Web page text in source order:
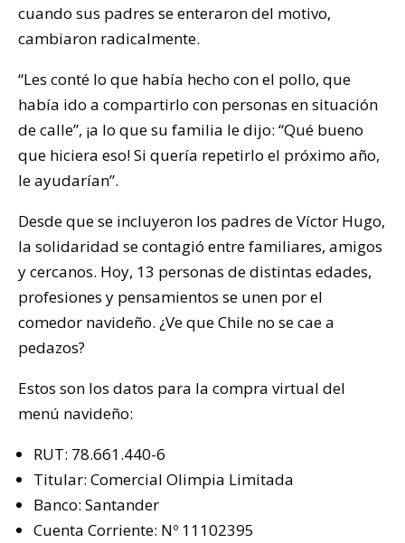
cuando sus padres se enteraron del motivo,
cambiaron radicalmente.
“Les conté lo que había hecho con el pollo, que
había ido a compartirlo con personas en situación
de calle”, ¡a lo que su familia le dijo: “Qué bueno
que hiciera eso! Si quería repetirlo el próximo año,
le ayudarían”.
Desde que se incluyeron los padres de Víctor Hugo,
la solidaridad se contagió entre familiares, amigos
y cercanos. Hoy, 13 personas de distintas edades,
profesiones y pensamientos se unen por el
comedor navideño. ¿Ve que Chile no se cae a
pedazos?
Estos son los datos para la compra virtual del
menú navideño:
RUT: 78.661.440-6
Titular: Comercial Olimpia Limitada
Banco: Santander
Cuenta Corriente: Nº 11102395